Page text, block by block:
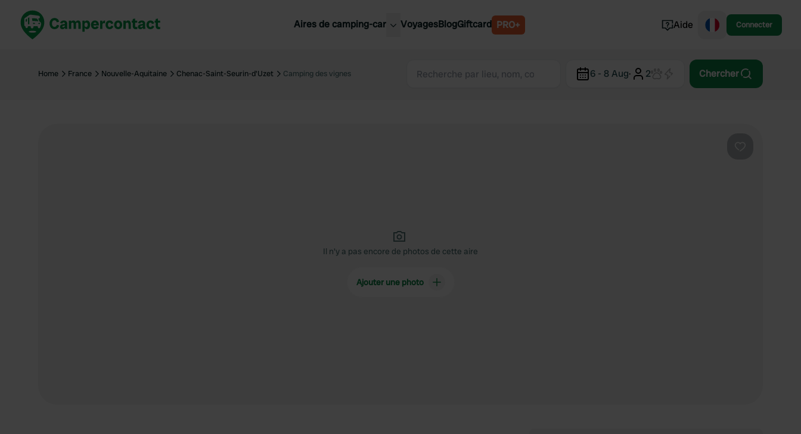
Aires de camping-car
France
France
Slovénie
VoyagesBlogGiftcard PRO+ Aide Connecter
Home France Nouvelle-Aquitaine Chenac-Saint-Seurin-d'Uzet Camping des vignes 6 - 8 Aug· 2 Chercher
Il n'y a pas encore de photos de cette aire
Ajouter une photo